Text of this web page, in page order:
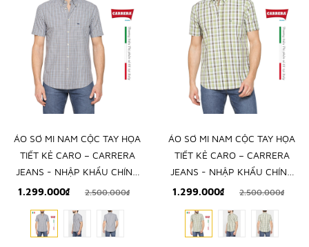
ÁO SƠ MI NAM CỘC TAY HỌA
TIẾT KẺ CARO – CARRERA
JEANS - NHẬP KHẨU CHÍNH
NGẠCH TỪ Ý
1.299.000₫ 2.500.000₫
ÁO SƠ MI NAM CỘC TAY HỌA
TIẾT KẺ CARO – CARRERA
JEANS - NHẬP KHẨU CHÍNH
NGẠCH TỪ Ý
1.299.000₫ 2.500.000₫